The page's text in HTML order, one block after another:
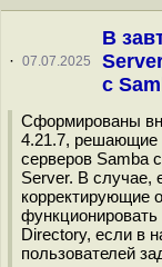
· 07.07.2025
В
с
Сформированы
4.21.7, решающие
серверов Samba
Server. В случае,
корректирующие
Directory, если в
пользователей